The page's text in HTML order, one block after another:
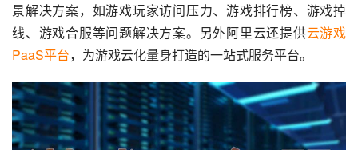
景解决方案，如游戏玩家访问压力、游戏排行榜、游戏掉
线、游戏合服等问题解决方案。另外阿里云还提供云游戏
PaaS平台，为游戏云化量身打造的一站式服务平台。